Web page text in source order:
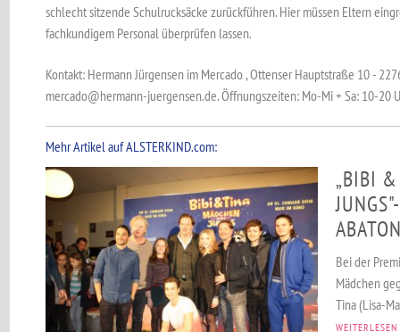
schlecht sitzende Schulrucksäcke zurückführen. Hier müssen Eltern
fachkundigem Personal überprüfen lassen.
Kontakt: Hermann Jürgensen im Mercado , Ottenser Hauptstraße 10 -
mercado@hermann-juergensen.de. Öffnungszeiten: Mo-Mi + Sa: 10-20
Mehr Artikel auf ALSTERKIND.com:
„BIBI &
Bei der
Mädchen
Tina (Lisa-
WEITERLESEN